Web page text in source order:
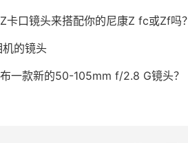
卡口镜头来搭配你的尼康Z fc或Zf吗？
的镜头
一款新的50-105mm f/2.8 G镜头？